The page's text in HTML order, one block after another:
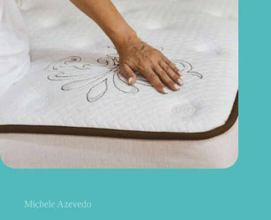
Michele Azevedo